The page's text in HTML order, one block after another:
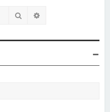
Buscar